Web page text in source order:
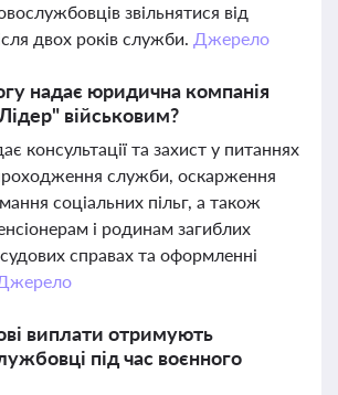
звільнятися від
двох років служби. Джерело
надає юридична компанія
військовим?
консультації та захист у питаннях
проходження служби, оскарження
соціальних пільг, а також
і родинам загиблих
справах та оформленні
виплати отримують
під час воєнного